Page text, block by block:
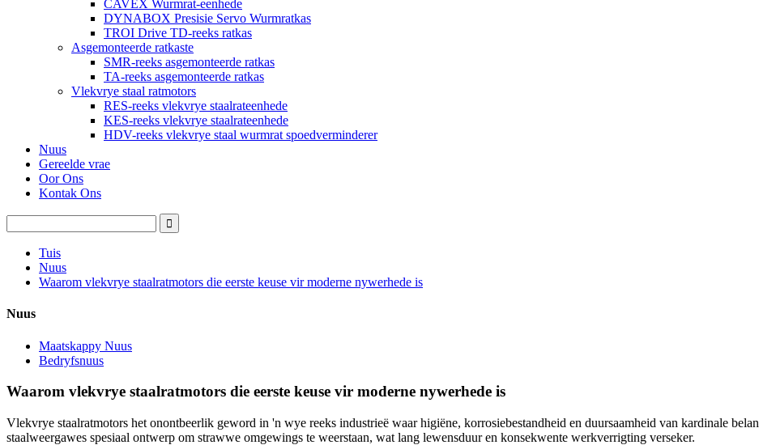
CAVEX Wurmrat-eenhede
DYNABOX Presisie Servo Wurmratkas
TROI Drive TD-reeks ratkas
Asgemonteerde ratkaste
SMR-reeks asgemonteerde ratkas
TA-reeks asgemonteerde ratkas
Vlekvrye staal ratmotors
RES-reeks vlekvrye staalrateenhede
KES-reeks vlekvrye staalrateenhede
HDV-reeks vlekvrye staal wurmrat spoedverminderer
Nuus
Gereelde vrae
Oor Ons
Kontak Ons
Tuis
Nuus
Waarom vlekvrye staalratmotors die eerste keuse vir moderne nywerhede is
Nuus
Maatskappy Nuus
Bedryfsnuus
Waarom vlekvrye staalratmotors die eerste keuse vir moderne nywerhede is
Vlekvrye staalratmotors het onontbeerlik geword in 'n wye reeks industrieë waar higiëne, korrosiebestandheid en duursaamheid van kardinale
staalweergawes spesiaal ontwerp om strawwe omgewings te weerstaan, wat lang lewensduur en konsekwente werkverrigting verseker.